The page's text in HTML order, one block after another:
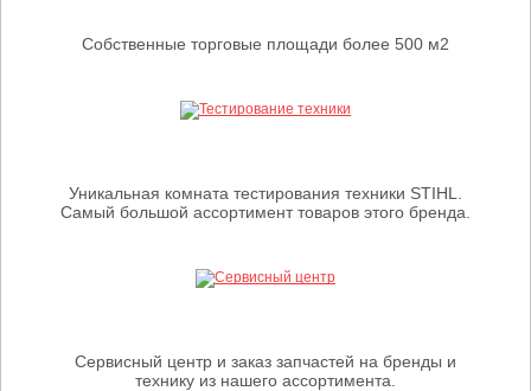
Собственные торговые площади более 500 м2
Уникальная комната тестирования техники STIHL.
Самый большой ассортимент товаров этого бренда.
Сервисный центр и заказ запчастей на бренды и
технику из нашего ассортимента.